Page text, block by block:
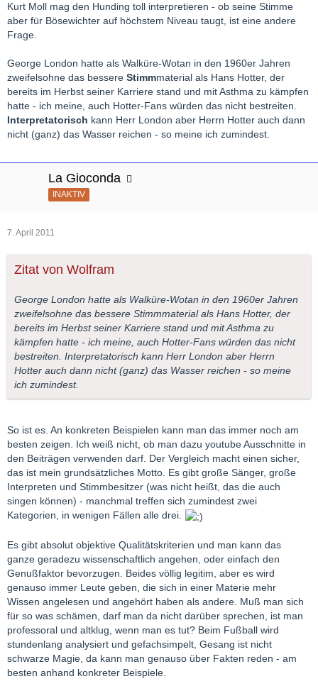
Kurt Moll mag den Hunding toll interpretieren - ob seine Stimme
aber für Bösewichter auf höchstem Niveau taugt, ist eine andere
Frage.
George London hatte als Walküre-Wotan in den 1960er Jahren
zweifelsohne das bessere Stimmmaterial als Hans Hotter, der
bereits im Herbst seiner Karriere stand und mit Asthma zu kämpfen
hatte - ich meine, auch Hotter-Fans würden das nicht bestreiten.
Interpretatorisch kann Herr London aber Herrn Hotter auch dann
nicht (ganz) das Wasser reichen - so meine ich zumindest.
La Gioconda
INAKTIV
7. April 2011
Zitat von Wolfram
George London hatte als Walküre-Wotan in den 1960er Jahren
zweifelsohne das bessere Stimmmaterial als Hans Hotter, der
bereits im Herbst seiner Karriere stand und mit Asthma zu
kämpfen hatte - ich meine, auch Hotter-Fans würden das nicht
bestreiten. Interpretatorisch kann Herr London aber Herrn
Hotter auch dann nicht (ganz) das Wasser reichen - so meine
ich zumindest.
So ist es. An konkreten Beispielen kann man das immer noch am
besten zeigen. Ich weiß nicht, ob man dazu youtube Ausschnitte in
den Beiträgen verwenden darf. Der Vergleich macht einen sicher,
das ist mein grundsätzliches Motto. Es gibt große Sänger, große
Interpreten und Stimmbesitzer (was nicht heißt, das die auch
singen können) - manchmal treffen sich zumindest zwei
Kategorien, in wenigen Fällen alle drei.
Es gibt absolut objektive Qualitätskriterien und man kann das
ganze geradezu wissenschaftlich angehen, oder einfach den
Genußfaktor bevorzugen. Beides völlig legitim, aber es wird
genauso immer Leute geben, die sich in einer Materie mehr
Wissen angelesen und angehört haben als andere. Muß man sich
für so was schämen, darf man da nicht darüber sprechen, ist man
professoral und altklug, wenn man es tut? Beim Fußball wird
stundenlang analysiert und gefachsimpelt, Gesang ist nicht
schwarze Magie, da kann man genauso über Fakten reden - am
besten anhand konkreter Beispiele.